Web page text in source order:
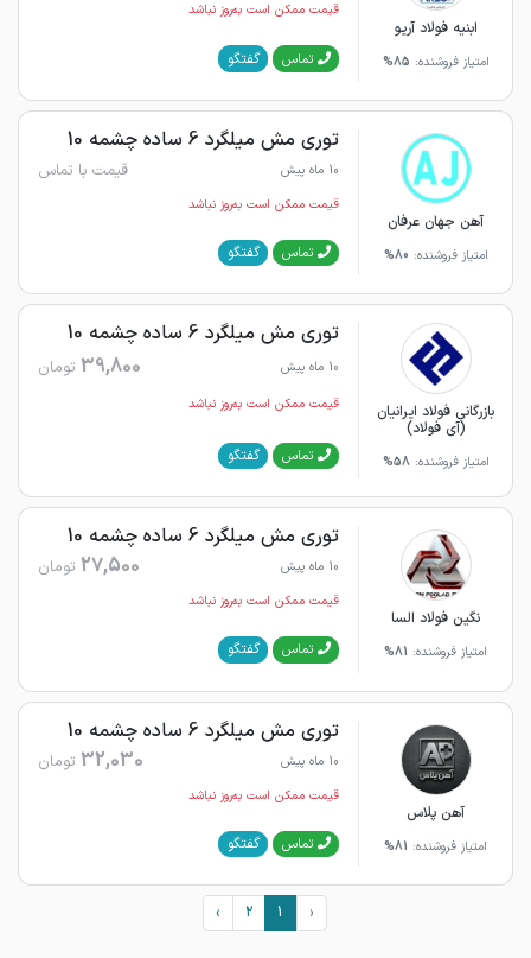
ابنیه فولاد آریو
امتیاز فروشنده: 85%
قیمت ممکن است به‌روز نباشد
تماس گفتگو
آهن جهان عرفان
امتیاز فروشنده: 80%
توری مش میلگرد 6 ساده چشمه 10
10 ماه پیش قیمت با تماس
قیمت ممکن است به‌روز نباشد
تماس گفتگو
بازرگانی فولاد ایرانیان
(آی فولاد)
امتیاز فروشنده: 58%
توری مش میلگرد 6 ساده چشمه 10
10 ماه پیش 39,800 تومان
قیمت ممکن است به‌روز نباشد
تماس گفتگو
نگین فولاد السا
امتیاز فروشنده: 81%
توری مش میلگرد 6 ساده چشمه 10
10 ماه پیش 27,500 تومان
قیمت ممکن است به‌روز نباشد
تماس گفتگو
آهن پلاس
امتیاز فروشنده: 81%
توری مش میلگرد 6 ساده چشمه 10
10 ماه پیش 32,030 تومان
قیمت ممکن است به‌روز نباشد
تماس گفتگو
‹
1
2
›